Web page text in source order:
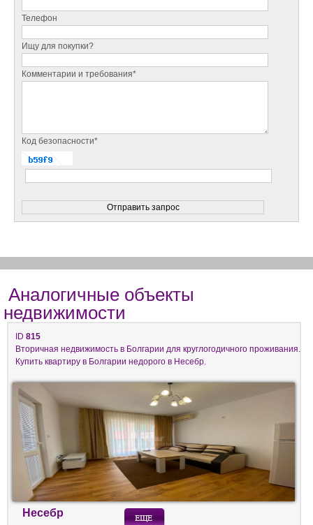
Телефон
Ищу для покупки?
Комментарии и требования*
Код безопасности*
Аналогичные объекты
недвижимости
ID 815
Вторичная недвижимость в Болгарии для круглогодичного проживания.
Купить квартиру в Болгарии недорого в Несебр.
Несебр